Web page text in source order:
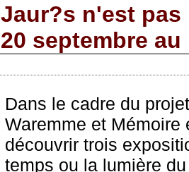
Jaur?s n'est pas
20 septembre
Dans le cadre du
Waremme et
découvrir trois
temps ou la lumière